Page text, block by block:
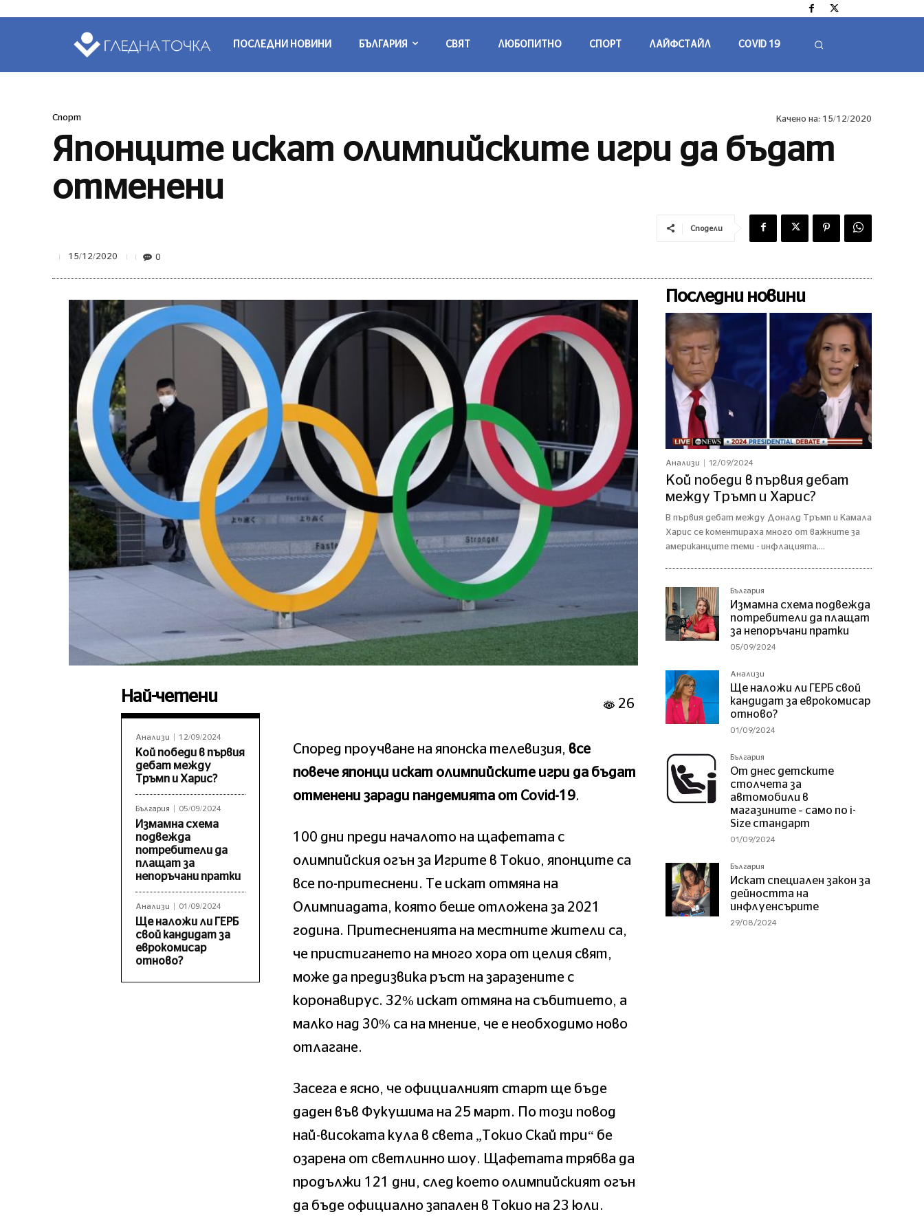
ПОСЛЕДНИ НОВИНИ БЪЛГАРИЯ СВЯТ ЛЮБОПИТНО СПОРТ ЛАЙФСТАЙЛ COVID 19
Спорт Качено на: 15/12/2020
Японците искат олимпийските игри да бъдат
отменени
Сподели
15/12/2020 0
Най-четени
Анализи 12/09/2024
Кой победи в първия
дебат между
Тръмп и Харис?
България 05/09/2024
Измамна схема
подвежда
потребители да
плащат за
непоръчани пратки
Анализи 01/09/2024
Ще наложи ли ГЕРБ
свой кандидат за
еврокомисар
отново?
26
Според проучване на японска телевизия, все
повече японци искат олимпийските игри да бъдат
отменени заради пандемията от Covid-19.
100 дни преди началото на щафетата с
олимпийския огън за Игрите в Токио, японците са
все по-притеснени. Те искат отмяна на
Олимпиадата, която беше отложена за 2021
година. Притесненията на местните жители са,
че пристигането на много хора от целия свят,
може да предизвика ръст на заразените с
коронавирус. 32% искат отмяна на събитието, а
малко над 30% са на мнение, че е необходимо ново
отлагане.
Засега е ясно, че официалният старт ще бъде
даден във Фукушима на 25 март. По този повод
най-високата кула в света „Токио Скай три“ бе
озарена от светлинно шоу. Щафетата трябва да
продължи 121 дни, след което олимпийският огън
да бъде официално запален в Токио на 23 юли.
Последни новини
Анализи 12/09/2024
Кой победи в първия дебат
между Тръмп и Харис?
В първия дебат между Доналд Тръмп и Камала
Харис се коментираха много от важните за
американците теми - инфлацията,...
България
Измамна схема подвежда
потребители да плащат
за непоръчани пратки
05/09/2024
Анализи
Ще наложи ли ГЕРБ свой
кандидат за еврокомисар
отново?
01/09/2024
България
От днес детските
столчета за
автомобили в
магазините – само по i-
Size стандарт
01/09/2024
България
Искат специален закон за
дейността на
инфлуенсърите
29/08/2024